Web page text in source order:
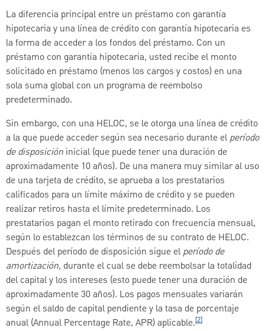
La diferencia principal entre un préstamo con garantía
hipotecaria y una línea de crédito con garantía hipotecaria es
la forma de acceder a los fondos del préstamo. Con un
préstamo con garantía hipotecaria, usted recibe el monto
solicitado en préstamo (menos los cargos y costos) en una
sola suma global con un programa de reembolso
predeterminado.
Sin embargo, con una HELOC, se le otorga una línea de crédito
a la que puede acceder según sea necesario durante elperíodo
de disposición inicial (que puede tener una duración de
aproximadamente 10 años). De una manera muy similar al uso
de una tarjeta de crédito, se aprueba a los prestatarios
calificados para un límite máximo de crédito y se pueden
realizar retiros hasta el límite predeterminado. Los
prestatarios pagan el monto retirado con frecuencia mensual,
según lo establezcan los términos de su contrato de HELOC.
Después del período de disposición sigue elperíodo de
amortización, durante el cual se debe reembolsar la totalidad
del capital y los intereses (esto puede tener una duración de
aproximadamente 30 años). Los pagos mensuales variarán
según el saldo de capital pendiente y la tasa de porcentaje
anual (Annual Percentage Rate, APR) aplicable.[2]